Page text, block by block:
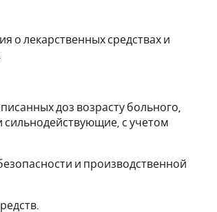
о лекарственных средствах и
доз возрасту больного,
сильнодействующие, с учетом
и производственной